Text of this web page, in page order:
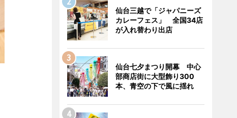
仙台三越で「ジャパニーズ
カレーフェス」 全国34店
が入れ替わり出店
仙台七夕まつり開幕 中心
部商店街に大型飾り300
本、青空の下で風に揺れ